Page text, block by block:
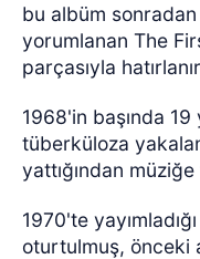
bu albüm
yorumlanan The
parçasıyla
1968'in başında
tüberküloza
yattığından
1970'te
oturtulmuş, önceki